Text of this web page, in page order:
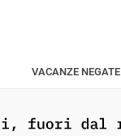
VACANZE NEGATE